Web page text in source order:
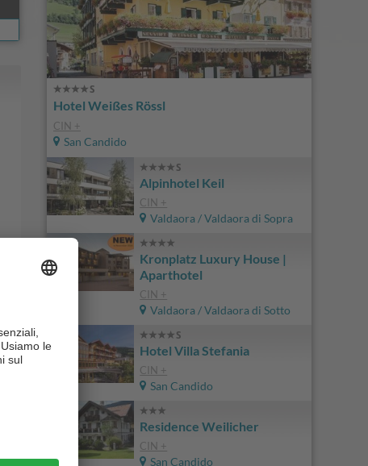
Hotel Weißes Rössl
CIN +
San Candido
Alpinhotel Keil
CIN +
Valdaora / Valdaora di Sopra
Kronplatz Luxury House |
Aparthotel
CIN +
Valdaora / Valdaora di Sotto
Hotel Villa Stefania
CIN +
San Candido
Residence Weilicher
CIN +
San Candido